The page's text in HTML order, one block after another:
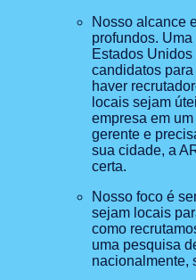
Nosso alcance
profundos.
Estados
candidatos
haver
locais sejam
empresa em
gerente e
sua cidade, a
certa.
Nosso foco é
sejam locais
como
uma pesquisa
nacionalmente,